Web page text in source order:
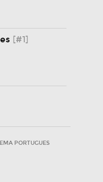
[#1]
PORTUGUES